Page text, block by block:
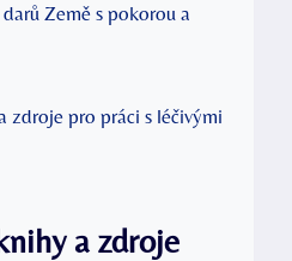
Země s pokorou a
a zdroje